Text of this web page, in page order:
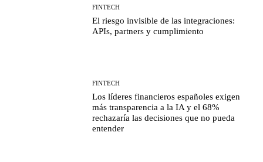
FINTECH
El riesgo invisible de las integraciones:
APIs, partners y cumplimiento
FINTECH
Los líderes financieros españoles exigen
más transparencia a la IA y el 68%
rechazaría las decisiones que no pueda
entender